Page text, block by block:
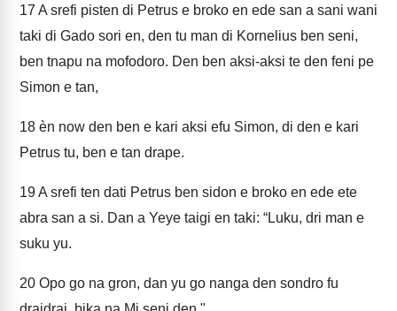
17 A srefi pisten di Petrus e broko en ede san a sani wani
taki di Gado sori en, den tu man di Kornelius ben seni,
ben tnapu na mofodoro. Den ben aksi-aksi te den feni pe
Simon e tan,
18 èn now den ben e kari aksi efu Simon, di den e kari
Petrus tu, ben e tan drape.
19A srefi ten dati Petrus ben sidon e broko en ede ete
abra san a si. Dan a Yeye taigi en taki: “Luku, dri man e
suku yu.
20 Opo go na gron, dan yu go nanga den sondro fu